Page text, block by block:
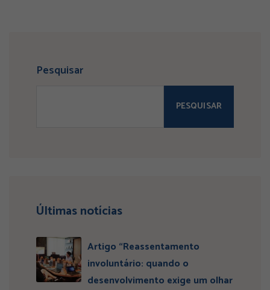
Pesquisar
PESQUISAR
Últimas notícias
Artigo “Reassentamento
involuntário: quando o
desenvolvimento exige um olhar